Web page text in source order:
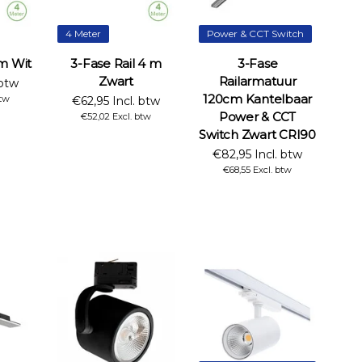
Wit
4 Meter
3-Fase Rail 4 m
Zwart
€62,95 Incl. btw
€52,02 Excl. btw
Power & CCT Switch
3-Fase
Railarmatuur
120cm Kantelbaar
Power & CCT
Switch Zwart CRI90
€82,95 Incl. btw
€68,55 Excl. btw